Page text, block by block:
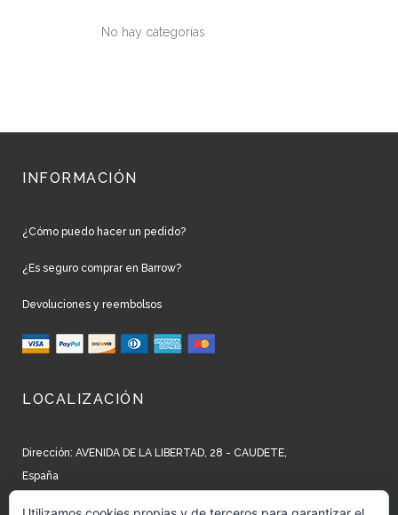
No hay categorías
INFORMACIÓN
¿Cómo puedo hacer un pedido?
¿Es seguro comprar en Barrow?
Devoluciones y reembolsos
LOCALIZACIÓN
Dirección: AVENIDA DE LA LIBERTAD, 28 - CAUDETE,
España
Teléfono: +34 965 827 250